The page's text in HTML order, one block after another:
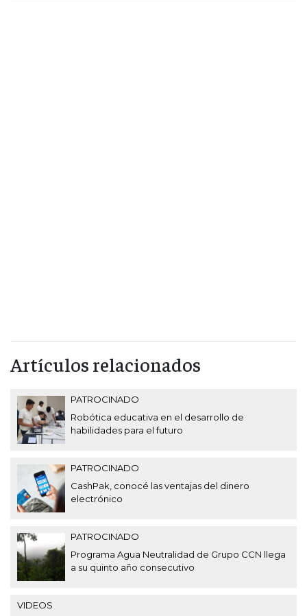
Artículos relacionados
PATROCINADO
Robótica educativa en el desarrollo de
habilidades para el futuro
PATROCINADO
CashPak, conocé las ventajas del dinero
electrónico
PATROCINADO
Programa Agua Neutralidad de Grupo CCN llega
a su quinto año consecutivo
VIDEOS